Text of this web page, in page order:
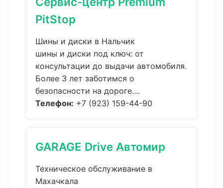
PitStop
Шины и диски в Нальчик
шины и диски под ключ: от
консультации до выдачи автомобиля.
Более 3 лет заботимся о
безопасности на дороге....
Телефон: +7 (923) 159-44-90
GARAGE Drive Автомир
Техническое обслуживание в
Махачкала